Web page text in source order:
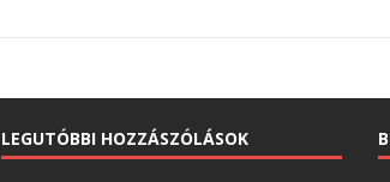
LEGUTÓBBI HOZZÁSZÓLÁSOK